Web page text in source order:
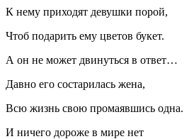
К нему приходят девушки порой,
Чтоб подарить ему цветов букет.
А он не может двинуться в ответ…
Давно его состарилась жена,
Всю жизнь свою промаявшись одна.
И ничего дороже в мире нет